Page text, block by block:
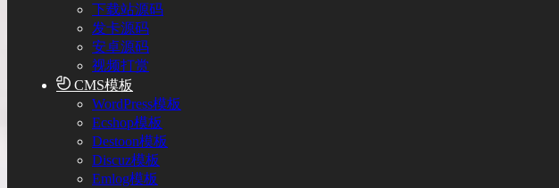
下载站源码
发卡源码
安卓源码
视频打赏
CMS模板
WordPress模板
Ecshop模板
Destoon模板
Discuz模板
Emlog模板